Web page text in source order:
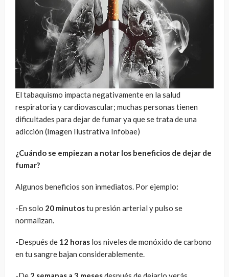
El tabaquismo impacta negativamente en la salud
respiratoria y cardiovascular; muchas personas tienen
dificultades para dejar de fumar ya que se trata de una
adicción (Imagen Ilustrativa Infobae)
¿Cuándo se empiezan a notar los beneficios de dejar de
fumar?
Algunos beneficios son inmediatos. Por ejemplo:
-En solo 20 minutostu presión arterial y pulso se
normalizan.
-Después de 12 horas los niveles de monóxido de carbono
en tu sangre bajan considerablemente.